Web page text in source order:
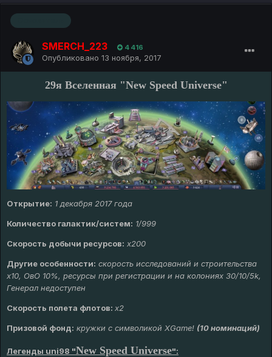
SMERCH_223 4 416
Опубликовано 13 ноября, 2017
29я Вселенная "New Speed Universe"
Открытие: 1 декабря 2017 года
Количество галактик/систем: 1/999
Скорость добычи ресурсов: х200
Другие особенности: скорость исследований и строительства
х10, ОвО 10%, ресурсы при регистрации и на колониях 30/10/5k,
Генерал недоступен
Скорость полета флотов: х2
Призовой фонд: кружки с символикой XGame! (10 номинаций)
Легенды uni98 "New Speed Universe":